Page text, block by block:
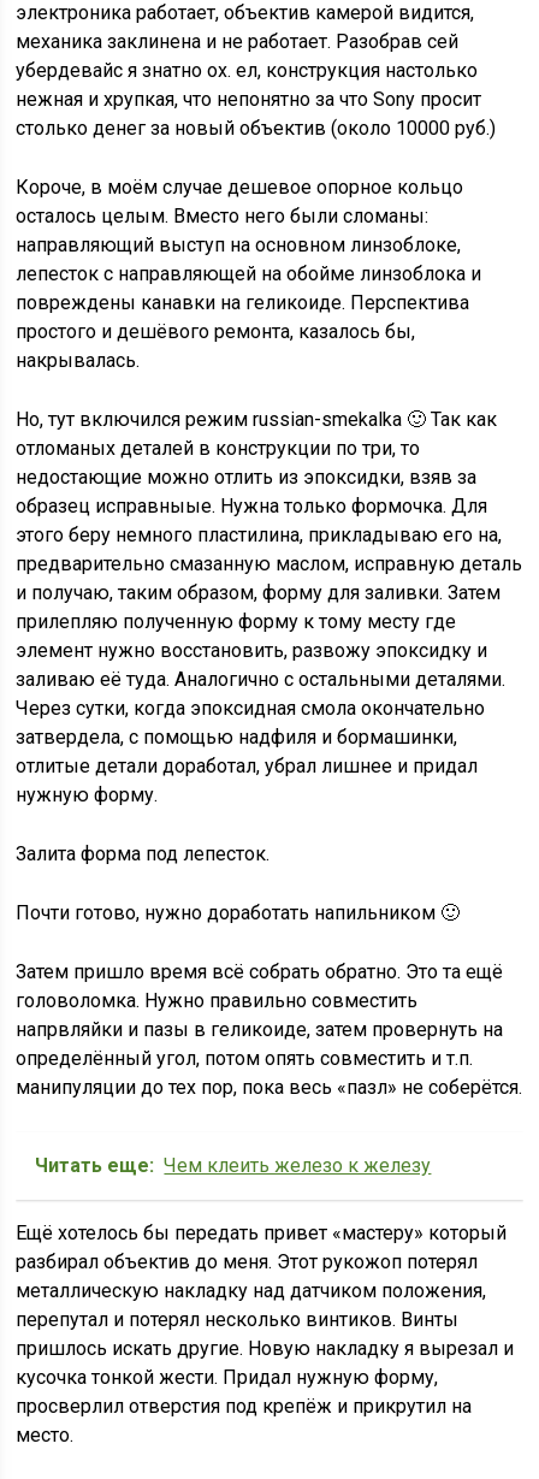
электроника работает, объектив камерой видится,
механика заклинена и не работает. Разобрав сей
убердевайс я знатно ох. ел, конструкция настолько
нежная и хрупкая, что непонятно за что Sony просит
столько денег за новый объектив (около 10000 руб.)
Короче, в моём случае дешевое опорное кольцо
осталось целым. Вместо него были сломаны:
направляющий выступ на основном линзоблоке,
лепесток с направляющей на обойме линзоблока и
повреждены канавки на геликоиде. Перспектива
простого и дешёвого ремонта, казалось бы,
накрывалась.
Но, тут включился режим russian-smekalka 🙂 Так как
отломаных деталей в конструкции по три, то
недостающие можно отлить из эпоксидки, взяв за
образец исправныые. Нужна только формочка. Для
этого беру немного пластилина, прикладываю его на,
предварительно смазанную маслом, исправную деталь
и получаю, таким образом, форму для заливки. Затем
прилепляю полученную форму к тому месту где
элемент нужно восстановить, развожу эпоксидку и
заливаю её туда. Аналогично с остальными деталями.
Через сутки, когда эпоксидная смола окончательно
затвердела, с помощью надфиля и бормашинки,
отлитые детали доработал, убрал лишнее и придал
нужную форму.
Залита форма под лепесток.
Почти готово, нужно доработать напильником 🙂
Затем пришло время всё собрать обратно. Это та ещё
головоломка. Нужно правильно совместить
напрвляйки и пазы в геликоиде, затем провернуть на
определённый угол, потом опять совместить и т.п.
манипуляции до тех пор, пока весь «пазл» не соберётся.
Читать еще: Чем клеить железо к железу
Ещё хотелось бы передать привет «мастеру» который
разбирал объектив до меня. Этот рукожоп потерял
металлическую накладку над датчиком положения,
перепутал и потерял несколько винтиков. Винты
пришлось искать другие. Новую накладку я вырезал и
кусочка тонкой жести. Придал нужную форму,
просверлил отверстия под крепёж и прикрутил на
место.